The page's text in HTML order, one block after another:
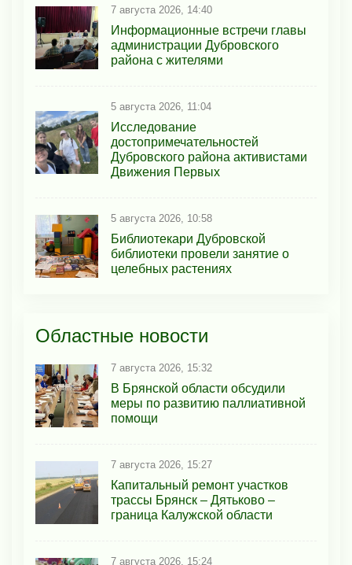
7 августа 2026, 14:40
Информационные встречи главы
администрации Дубровского
района с жителями
5 августа 2026, 11:04
Исследование
достопримечательностей
Дубровского района активистами
Движения Первых
5 августа 2026, 10:58
Библиотекари Дубровской
библиотеки провели занятие о
целебных растениях
Областные новости
7 августа 2026, 15:32
В Брянской области обсудили
меры по развитию паллиативной
помощи
7 августа 2026, 15:27
Капитальный ремонт участков
трассы Брянск – Дятьково –
граница Калужской области
7 августа 2026, 15:24